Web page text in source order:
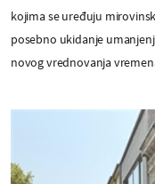
kojima se uređuju
posebno ukidanje
novog vrednovanja